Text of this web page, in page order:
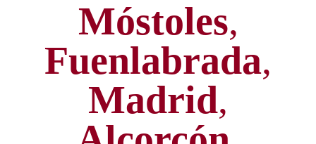
Móstoles,
Fuenlabrada,
Madrid,